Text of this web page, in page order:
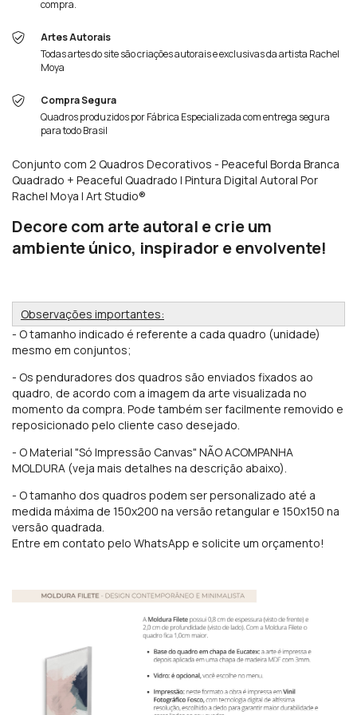
compra.
Artes Autorais
Todas artes do site são criações autorais e exclusivas da artista Rachel
Moya
Compra Segura
Quadros produzidos por Fábrica Especializada com entrega segura
para todo Brasil
Conjunto com 2 Quadros Decorativos - Peaceful Borda Branca
Quadrado + Peaceful Quadrado | Pintura Digital Autoral Por
Rachel Moya | Art Studio®
Decore com arte autoral e crie um
ambiente único, inspirador e envolvente!
Observações importantes:
- O tamanho indicado é referente a cada quadro (unidade)
mesmo em conjuntos;
- Os penduradores dos quadros são enviados fixados ao
quadro, de acordo com a imagem da arte visualizada no
momento da compra. Pode também ser facilmente removido e
reposicionado pelo cliente caso desejado.
- O Material "Só Impressão Canvas" NÃO ACOMPANHA
MOLDURA (veja mais detalhes na descrição abaixo).
- O tamanho dos quadros podem ser personalizado até a
medida máxima de 150x200 na versão retangular e 150x150 na
versão quadrada.
Entre em contato pelo WhatsApp e solicite um orçamento!